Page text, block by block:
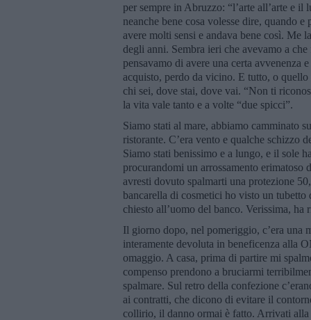
per sempre in Abruzzo: “l’arte all’arte e il
neanche bene cosa volesse dire, quando
avere molti sensi e andava bene così. Me
degli anni. Sembra ieri che avevamo a
pensavamo di avere una certa avvenenza
acquisto, perdo da vicino. E tutto, o quello
chi sei, dove stai, dove vai. “Non ti
la vita vale tanto e a volte “due spicci”.
Siamo stati al mare, abbiamo camminato
ristorante. C’era vento e qualche schizzo
Siamo stati benissimo e a lungo, e il sole
procurandomi un arrossamento erimatoso
avresti dovuto spalmarti una protezione
bancarella di cosmetici ho visto un
chiesto all’uomo del banco. Verissima, ha
Il giorno dopo, nel pomeriggio, c’era una
interamente devoluta in beneficenza alla
omaggio. A casa, prima di partire mi
compenso prendono a bruciarmi
spalmare. Sul retro della confezione
ai contratti, che dicono di evitare il
collirio, il danno ormai è fatto. Arrivati